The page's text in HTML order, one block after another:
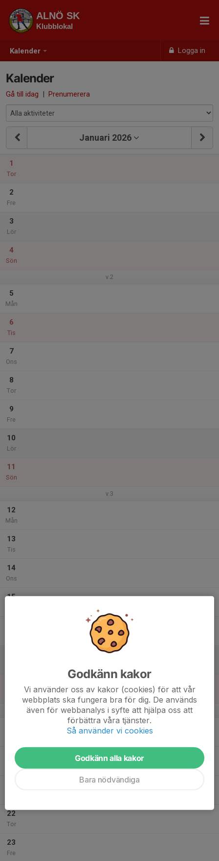
Kalender Logga in
ALNÖ SK
Klubblokal
Kalender
Gå till idag | Prenumerera
Januari 2026
1
Tor
2
Fre
3
Lör
4
Sön
v.2
5
Mån
6
Tis
7
Ons
8
Tor
9
Fre
10
Lör
11
Sön
v.3
12
Mån
13
Tis
14
Ons
15
v.4
20
22
Tor
23
Fre
Godkänn kakor
Vi använder oss av kakor (cookies) för att vår
webbplats ska fungera bra för dig. De används
även för webbanalys i syfte att hjälpa oss att
förbättra våra tjänster.
Så använder vi cookies
Godkänn alla kakor
Bara nödvändiga